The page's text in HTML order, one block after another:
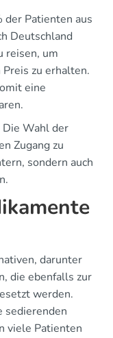
der Patienten aus
Deutschland
reisen, um
zu erhalten.
eine
Die Wahl der
Zugang zu
sondern auch
darunter
die ebenfalls zur
werden.
sedierenden
viele Patienten